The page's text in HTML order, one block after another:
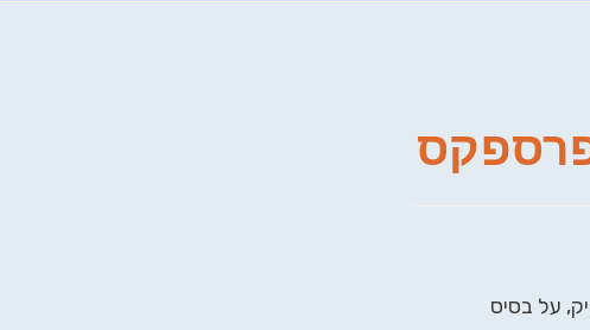
על בסיס